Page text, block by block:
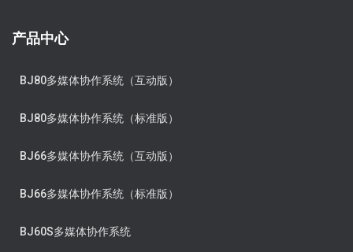
产品中心
BJ80多媒体协作系统（互动版）
BJ80多媒体协作系统（标准版）
BJ66多媒体协作系统（互动版）
BJ66多媒体协作系统（标准版）
BJ60S多媒体协作系统